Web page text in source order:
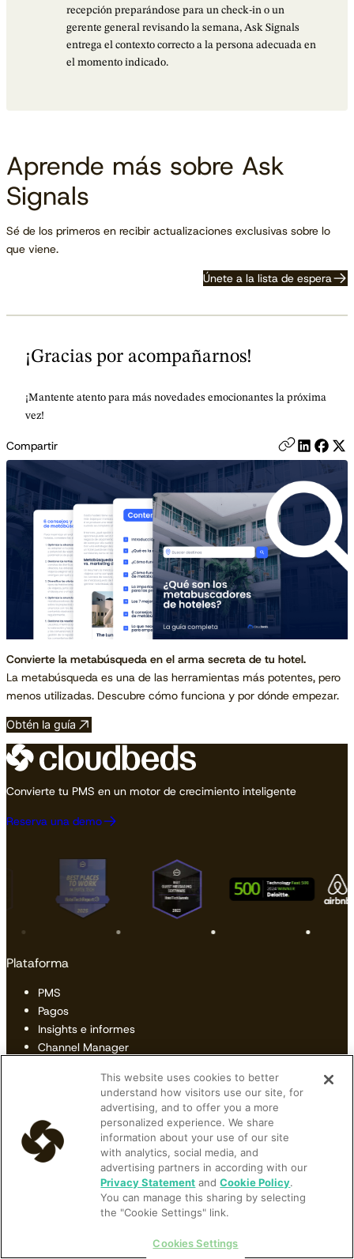
recepción preparándose para un check-in o un
gerente general revisando la semana, Ask Signals
entrega el contexto correcto a la persona adecuada en
el momento indicado.
Aprende más sobre Ask
Signals
Sé de los primeros en recibir actualizaciones exclusivas sobre lo
que viene.
Únete a la lista de espera
¡Gracias por acompañarnos!
¡Mantente atento para más novedades emocionantes la próxima
vez!
Compartir
Convierte la metabúsqueda en el arma secreta de tu hotel.
La metabúsqueda es una de las herramientas más potentes, pero
menos utilizadas. Descubre cómo funciona y por dónde empezar.
Obtén la guía
Convierte tu PMS en un motor de crecimiento inteligente
Reserva una demo
Plataforma
PMS
Pagos
Insights e informes
Channel Manager
Partners de distribución
Signals
This website uses cookies to better
understand how visitors use our site, for
advertising, and to offer you a more
personalized experience. We share
information about your use of our site
with analytics, social media, and
advertising partners in according with our
Privacy Statement andCookie Policy.
You can manage this sharing by selecting
the "Cookie Settings" link.
Cookies Settings